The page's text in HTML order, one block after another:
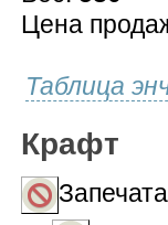
Цена
Таблица
Крафт